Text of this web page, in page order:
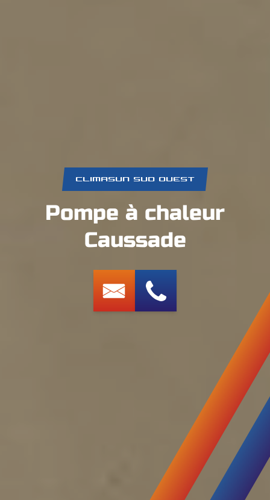
CLIMASUN SUD OUEST
Pompe à chaleur
Caussade